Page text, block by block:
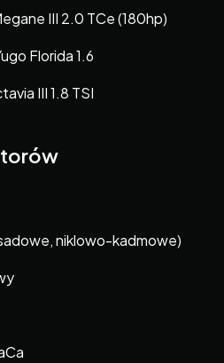
III 2.0 TCe (180hp)
Florida 1.6
III 1.8 TSI
niklowo-kadmowe)